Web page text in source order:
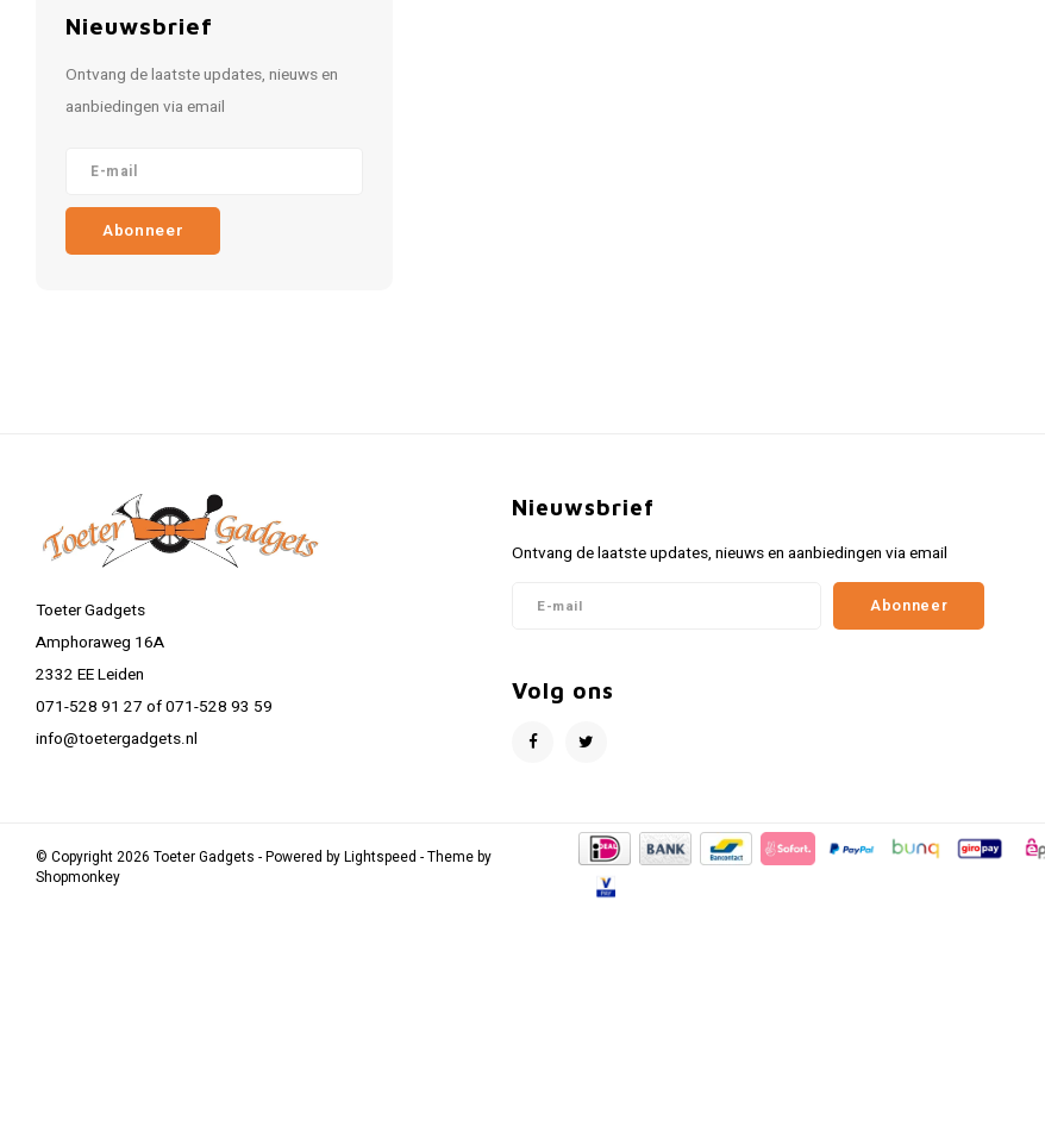
Nieuwsbrief
Ontvang de laatste updates, nieuws en
aanbiedingen via email
Abonneer
Toeter Gadgets
Amphoraweg 16A
2332 EE Leiden
071-528 91 27 of 071-528 93 59
info@toetergadgets.nl
Nieuwsbrief
Ontvang de laatste updates, nieuws en aanbiedingen via email
Abonneer
Volg ons
© Copyright 2026 Toeter Gadgets - Powered byLightspeed - Theme by
Shopmonkey